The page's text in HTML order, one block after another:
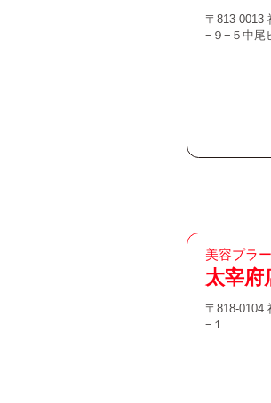
〒813-0013
−９−５中尾
美容プラ
太宰府
〒818-0104
−１